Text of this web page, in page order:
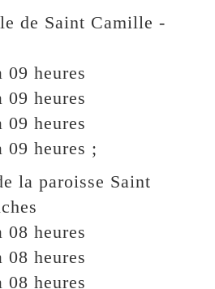
de Saint Camille -
heures
09 heures
09 heures
09 heures ;
la paroisse Saint
heures
08 heures
08 heures